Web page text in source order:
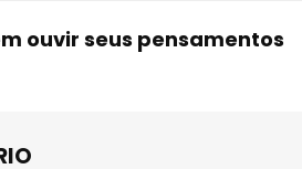
ouvir seus pensamentos